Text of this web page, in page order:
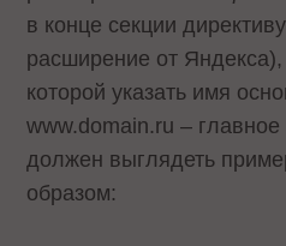
в конце секции директиву
расширение от
которой указать имя
www.domain.ru – главное
должен выглядеть
образом: